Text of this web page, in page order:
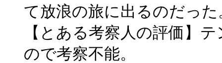
て放浪の旅に出るのだった
【とある考察人の評価】
ので考察不能。